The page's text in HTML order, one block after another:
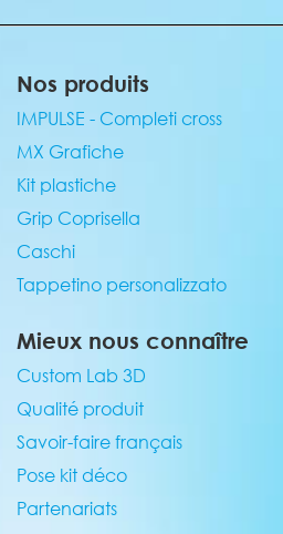
Nos produits
IMPULSE - Completi cross
MX Grafiche
Kit plastiche
Grip Coprisella
Caschi
Tappetino personalizzato
Mieux nous connaître
Custom Lab 3D
Qualité produit
Savoir-faire français
Pose kit déco
Partenariats